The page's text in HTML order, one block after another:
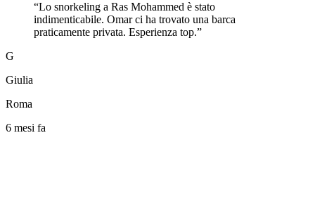
“Lo snorkeling a Ras Mohammed è stato
indimenticabile. Omar ci ha trovato una barca
praticamente privata. Esperienza top.”
G
Giulia
Roma
6 mesi fa